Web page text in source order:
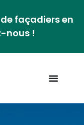
façadiers en
nous !